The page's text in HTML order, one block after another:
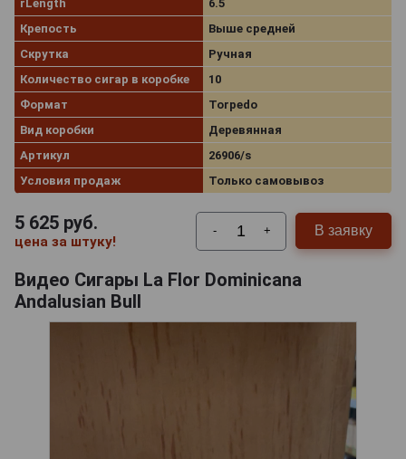
rLength
6.5
Крепость
Выше средней
Скрутка
Ручная
Количество сигар в коробке
10
Формат
Torpedo
Вид коробки
Деревянная
Артикул
26906/s
Условия продаж
Только самовывоз
5 625 руб.
цена за штуку!
- + В заявку
Видео Сигары La Flor Dominicana
Andalusian Bull